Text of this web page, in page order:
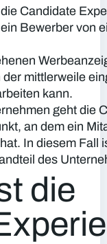
Candidate
Bewerber von
mittlerweile
kann.
geht die
an dem ein
In diesem Fall
des
die